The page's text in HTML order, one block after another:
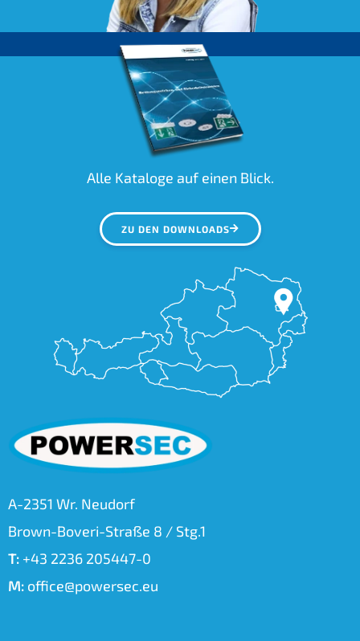
Alle Kataloge auf einen Blick.
ZU DEN DOWNLOADS
A-2351 Wr. Neudorf
Brown-Boveri-Straße 8 / Stg.1
T: +43 2236 205447-0
M: office@powersec.eu